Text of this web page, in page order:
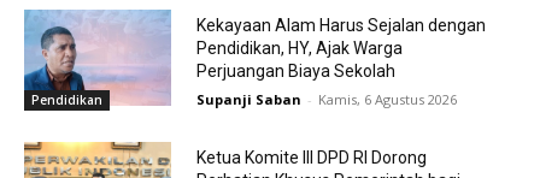
Pendidikan
Kekayaan Alam Harus Sejalan dengan
Pendidikan, HY, Ajak Warga
Perjuangan Biaya Sekolah
Supanji Saban - Kamis, 6 Agustus 2026
Ketua Komite III DPD RI Dorong